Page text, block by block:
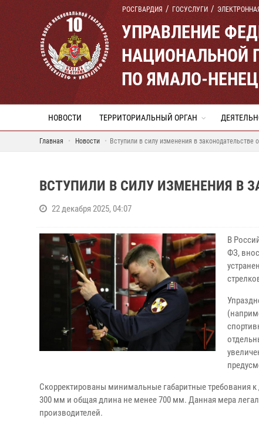
РОСГВАРДИЯ ГОСУСЛУГИ
УПРАВЛЕНИЕ
НАЦИОНАЛЬНОЙ
ПО ЯМАЛО-
НОВОСТИ ТЕРРИТОРИАЛЬНЫЙ ОРГАН
Главная Новости Вступили в силу изменения в законодательстве
ВСТУПИЛИ В СИЛУ ИЗМЕНЕНИЯ В
22 декабря 2025, 04:07
В
ФЗ,
Скорректированы минимальные габаритные требования
300 мм и общая длина не менее 700 мм. Данная мера
производителей.